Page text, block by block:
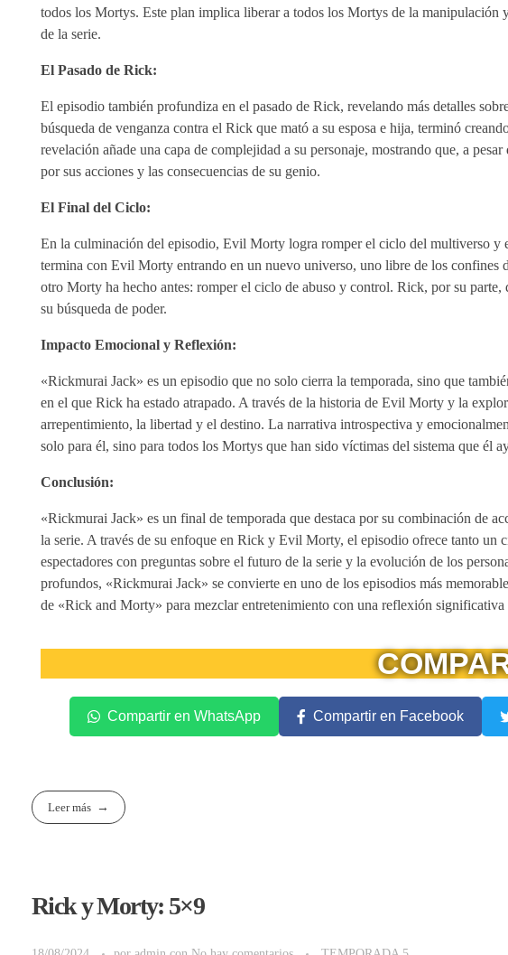
todos los Mortys. Este plan implica liberar a todos los Mortys de la
de la serie.
El Pasado de Rick:
El episodio también profundiza en el pasado de Rick, revelando más detalles
búsqueda de venganza contra el Rick que mató a su esposa e hija, terminó
revelación añade una capa de complejidad a su personaje, mostrando que, a
por sus acciones y las consecuencias de su genio.
El Final del Ciclo:
En la culminación del episodio, Evil Morty logra romper el ciclo del multiverso y
termina con Evil Morty entrando en un nuevo universo, uno libre de los
otro Morty ha hecho antes: romper el ciclo de abuso y control. Rick, por su
su búsqueda de poder.
Impacto Emocional y Reflexión:
«Rickmurai Jack» es un episodio que no solo cierra la temporada, sino que
en el que Rick ha estado atrapado. A través de la historia de Evil Morty y la
arrepentimiento, la libertad y el destino. La narrativa introspectiva y
solo para él, sino para todos los Mortys que han sido víctimas del sistema que él
Conclusión:
«Rickmurai Jack» es un final de temporada que destaca por su combinación de
la serie. A través de su enfoque en Rick y Evil Morty, el episodio ofrece tanto un
espectadores con preguntas sobre el futuro de la serie y la evolución de los
profundos, «Rickmurai Jack» se convierte en uno de los episodios más
de «Rick and Morty» para mezclar entretenimiento con una reflexión
Compartir en WhatsApp Compartir en Facebook
Leer más
Rick y Morty: 5×9